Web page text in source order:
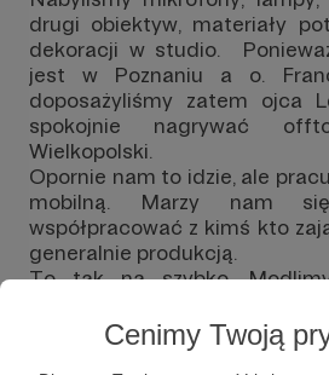
Cenimy Twoją
drugi obiektyw, materiały
dekoracji w studio.
jest w Poznaniu a o.
doposażyliśmy zatem ojca
spokojnie nagrywać
Wielkopolski.
Opornie nam to idzie, ale
mobilną. Marzy nam
współpracować z kimś kto
generalnie produkcją.
To tak na szybko.